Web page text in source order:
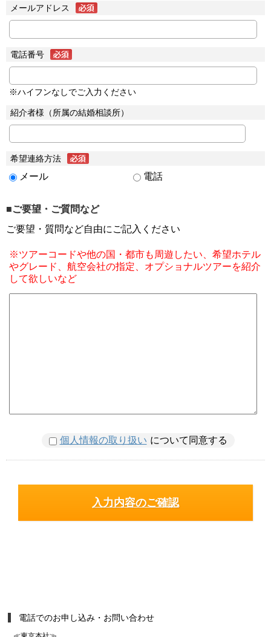
メールアドレス
電話番号
※ハイフンなしでご入力ください
紹介者様（所属の結婚相談所）
希望連絡方法
メール 電話
■ご要望・ご質問など
ご要望・質問など自由にご記入ください
※ツアーコードや他の国・都市も周遊したい、希望ホテル
やグレード、航空会社の指定、オプショナルツアーを紹介
して欲しいなど
個人情報の取り扱い について同意する
電話でのお申し込み・お問い合わせ